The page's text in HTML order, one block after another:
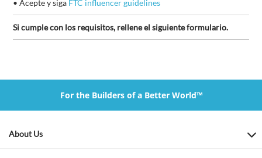
• Acepte y siga FTC influencer guidelines
Si cumple con los requisitos, rellene el siguiente formulario.
For the Builders of a Better World™
About Us